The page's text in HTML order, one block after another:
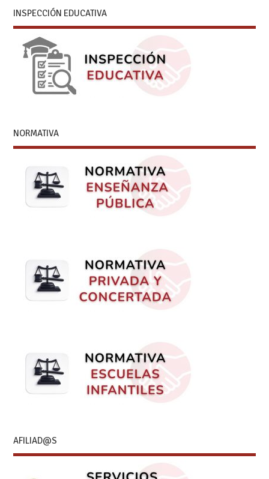
INSPECCIÓN EDUCATIVA
NORMATIVA
AFILIAD@S